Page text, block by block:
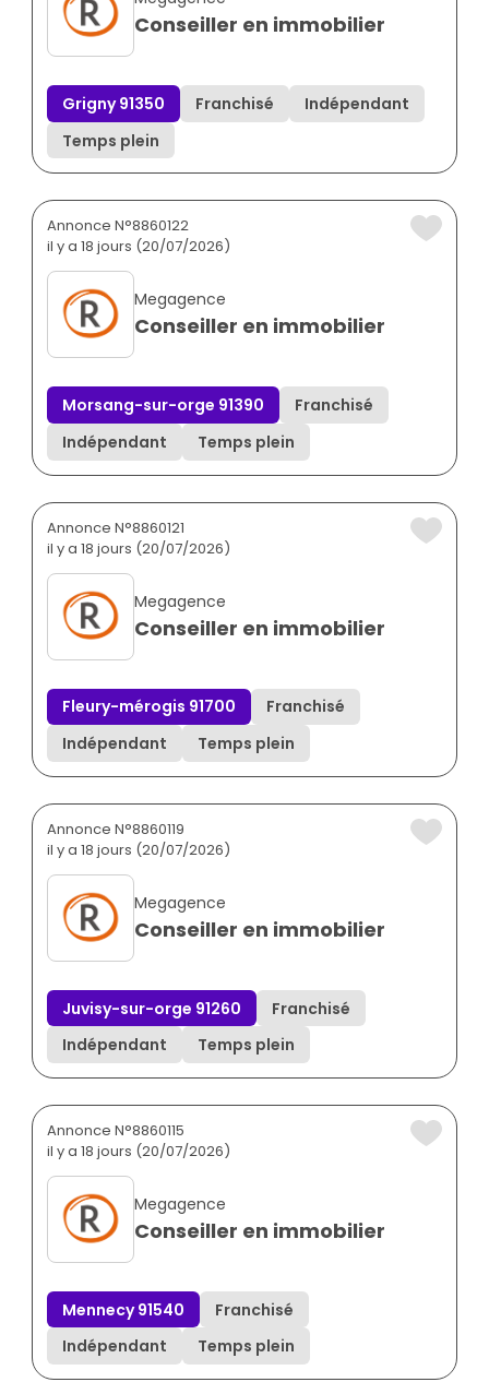
Conseiller en immobilier
Grigny 91350 Franchisé
Indépendant
Temps plein
Annonce N°8860122
il y a 18 jours (20/07/2026)
Megagence
Conseiller en immobilier
Morsang-sur-orge 91390
Franchisé
Indépendant
Temps plein
Annonce N°8860121
il y a 18 jours (20/07/2026)
Megagence
Conseiller en immobilier
Fleury-mérogis 91700
Franchisé
Indépendant
Temps plein
Annonce N°8860119
il y a 18 jours (20/07/2026)
Megagence
Conseiller en immobilier
Juvisy-sur-orge 91260
Franchisé
Indépendant
Temps plein
Annonce N°8860115
il y a 18 jours (20/07/2026)
Megagence
Conseiller en immobilier
Mennecy 91540
Franchisé
Indépendant
Temps plein